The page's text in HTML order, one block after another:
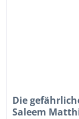
Die
Saleem